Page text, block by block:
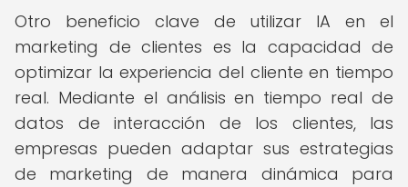
Otro beneficio clave de utilizar IA en el
marketing de clientes es la capacidad de
optimizar la experiencia del cliente en tiempo
real. Mediante el análisis en tiempo real de
datos de interacción de los clientes, las
empresas pueden adaptar sus estrategias
de marketing de manera dinámica para